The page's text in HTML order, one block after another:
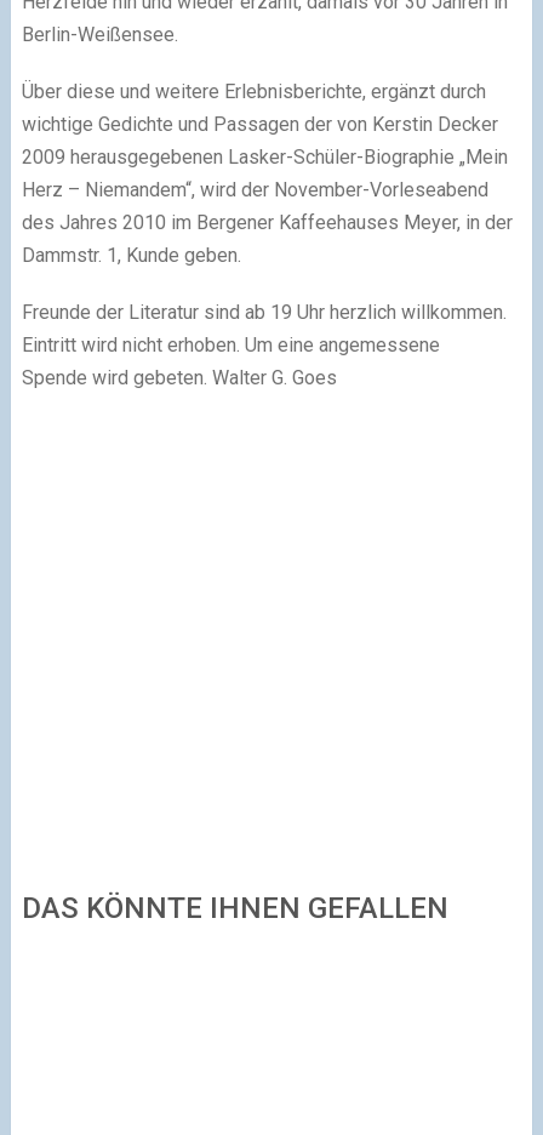
Berlin-Weißensee.
Über diese und weitere Erlebnisberichte, ergänzt durch
wichtige Gedichte und Passagen der von Kerstin Decker
2009 herausgegebenen Lasker-Schüler-Biographie „Mein
Herz – Niemandem“, wird der November-Vorleseabend
des Jahres 2010 im Bergener Kaffeehauses Meyer, in der
Dammstr. 1, Kunde geben.
Freunde der Literatur sind ab 19 Uhr herzlich willkommen.
Eintritt wird nicht erhoben. Um eine angemessene
Spende wird gebeten. Walter G. Goes
DAS KÖNNTE IHNEN GEFALLEN